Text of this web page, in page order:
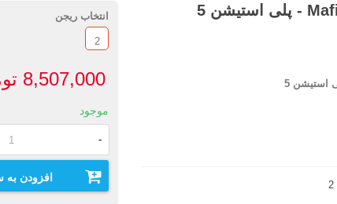
2
انتخاب ریجن
2
8,507,000 تومان
موجود
-
افزودن به